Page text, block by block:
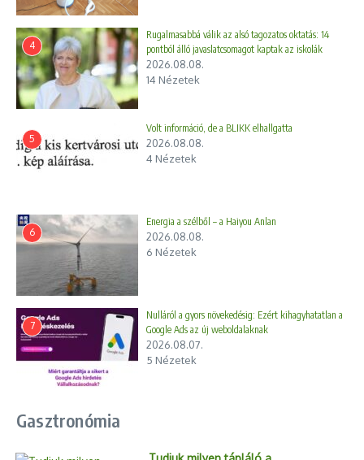
4
Rugalmasabbá válik az alsó tagozatos oktatás: 14
pontból álló javaslatcsomagot kaptak az iskolák
2026.08.08.
14 Nézetek
5
Volt információ, de a BLIKK elhallgatta
2026.08.08.
4 Nézetek
6
Energia a szélből – a Haiyou Anlan
2026.08.08.
6 Nézetek
7
Nulláról a gyors növekedésig: Ezért kihagyhatatlan a
Google Ads az új weboldalaknak
2026.08.07.
5 Nézetek
Gasztronómia